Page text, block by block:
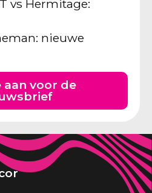
vs Hermitage:
nieuwe
aan voor de